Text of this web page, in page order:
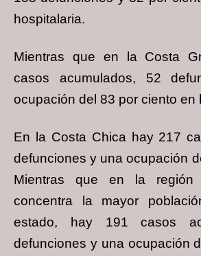
hospitalaria.
Mientras que en la Costa
casos acumulados, 52
ocupación del 83 por ciento en
En la Costa Chica hay 217
defunciones y una ocupación
Mientras que en la región
concentra la mayor
estado, hay 191 casos
defunciones y una ocupación